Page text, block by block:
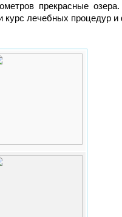
прекрасные
лечебных процедур и